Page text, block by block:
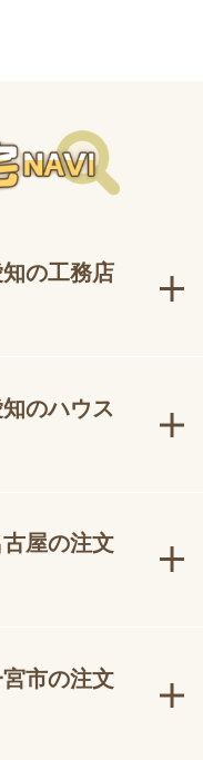
知の工務店
のハウス
古屋の注文
宮市の注文